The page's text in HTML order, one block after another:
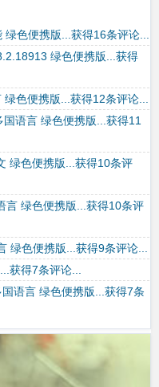
色便携版...获得16条评论...
绿色便携版...获得
色便携版...获得12条评论...
语言 绿色便携版...获得11
绿色便携版...获得10条评
绿色便携版...获得10条评
绿色便携版...获得9条评论...
获得7条评论...
语言 绿色便携版...获得7条
绿色便携版...获得7条评